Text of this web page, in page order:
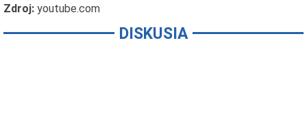
Zdroj: youtube.com
DISKUSIA